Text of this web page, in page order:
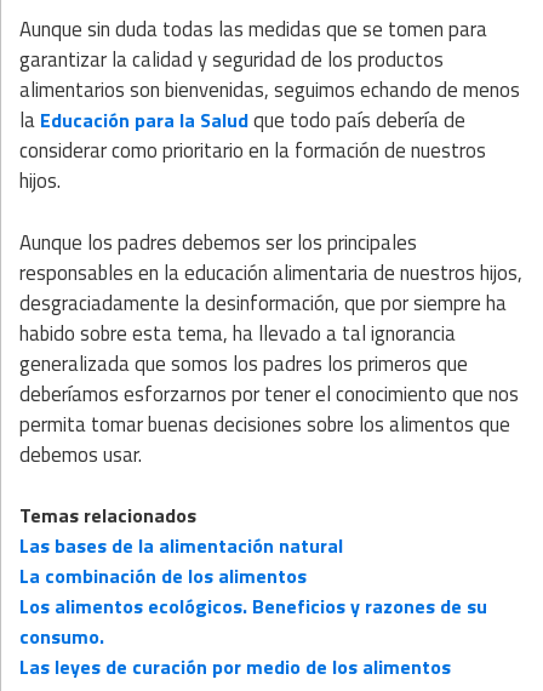
Aunque sin duda todas las medidas que se tomen para
garantizar la calidad y seguridad de los productos
alimentarios son bienvenidas, seguimos echando de menos
la Educación para la Saludque todo país debería de
considerar como prioritario en la formación de nuestros
hijos.
Aunque los padres debemos ser los principales
responsables en la educación alimentaria de nuestros hijos,
desgraciadamente la desinformación, que por siempre ha
habido sobre esta tema, ha llevado a tal ignorancia
generalizada que somos los padres los primeros que
deberíamos esforzarnos por tener el conocimiento que nos
permita tomar buenas decisiones sobre los alimentos que
debemos usar.
Temas relacionados
Las bases de la alimentación natural
La combinación de los alimentos
Los alimentos ecológicos. Beneficios y razones de su
consumo.
Las leyes de curación por medio de los alimentos